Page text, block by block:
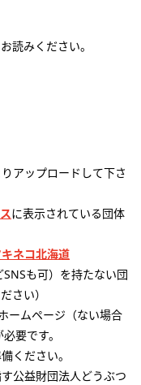
読みください。
アップロードして下さ
に表示されている団体
ネコ北海道
も可）を持たない団
さい）
ームページ（ない場合
要です。
ください。
公益財団法人どうぶつ